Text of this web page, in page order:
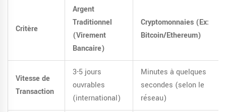
Critère
Argent
Traditionnel
(Virement
Bancaire)
Cryptomonnaies (Ex:
Bitcoin/Ethereum)
Vitesse de
Transaction
3-5 jours
ouvrables
(international)
Minutes à quelques
secondes (selon le
réseau)